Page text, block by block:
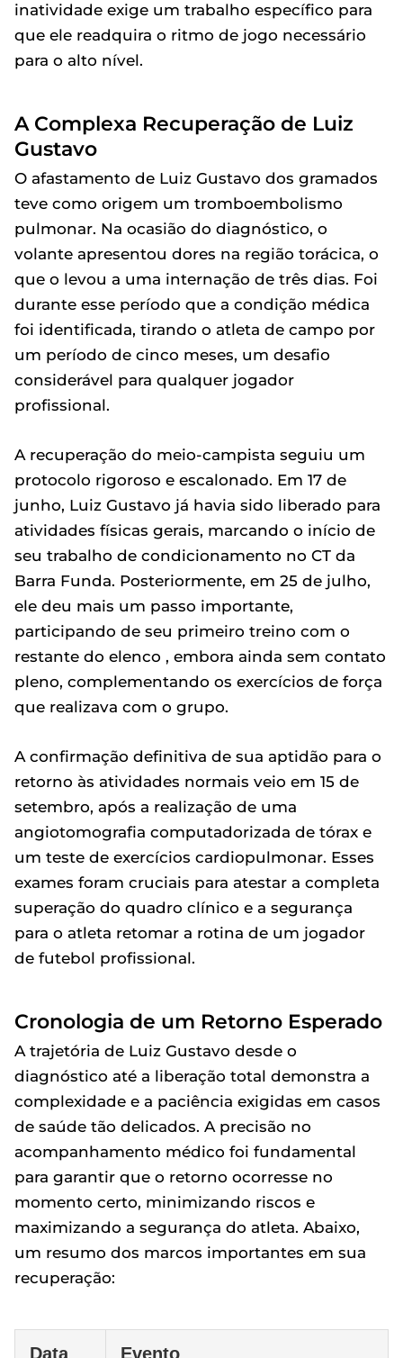
inatividade exige um trabalho específico para
que ele readquira o ritmo de jogo necessário
para o alto nível.
A Complexa Recuperação de Luiz
Gustavo
O afastamento de Luiz Gustavo dos gramados
teve como origem um tromboembolismo
pulmonar. Na ocasião do diagnóstico, o
volante apresentou dores na região torácica, o
que o levou a uma internação de três dias. Foi
durante esse período que a condição médica
foi identificada, tirando o atleta de campo por
um período de cinco meses, um desafio
considerável para qualquer jogador
profissional.
A recuperação do meio-campista seguiu um
protocolo rigoroso e escalonado. Em 17 de
junho, Luiz Gustavo já havia sido liberado para
atividades físicas gerais, marcando o início de
seu trabalho de condicionamento no CT da
Barra Funda. Posteriormente, em 25 de julho,
ele deu mais um passo importante,
participando de seu primeiro treino com o
restante do elenco , embora ainda sem contato
pleno, complementando os exercícios de força
que realizava com o grupo.
A confirmação definitiva de sua aptidão para o
retorno às atividades normais veio em 15 de
setembro, após a realização de uma
angiotomografia computadorizada de tórax e
um teste de exercícios cardiopulmonar. Esses
exames foram cruciais para atestar a completa
superação do quadro clínico e a segurança
para o atleta retomar a rotina de um jogador
de futebol profissional.
Cronologia de um Retorno Esperado
A trajetória de Luiz Gustavo desde o
diagnóstico até a liberação total demonstra a
complexidade e a paciência exigidas em casos
de saúde tão delicados. A precisão no
acompanhamento médico foi fundamental
para garantir que o retorno ocorresse no
momento certo, minimizando riscos e
maximizando a segurança do atleta. Abaixo,
um resumo dos marcos importantes em sua
recuperação:
Data Evento